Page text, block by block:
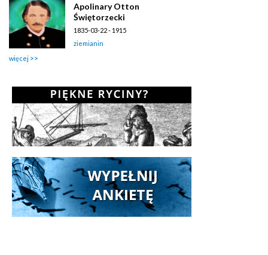
Apolinary Otton
Świętorzecki
1835-03-22 - 1915
ziemianin
więcej